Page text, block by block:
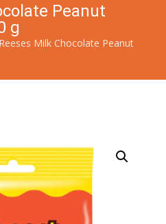
Peanut
g
Reeses Milk Chocolate Peanut